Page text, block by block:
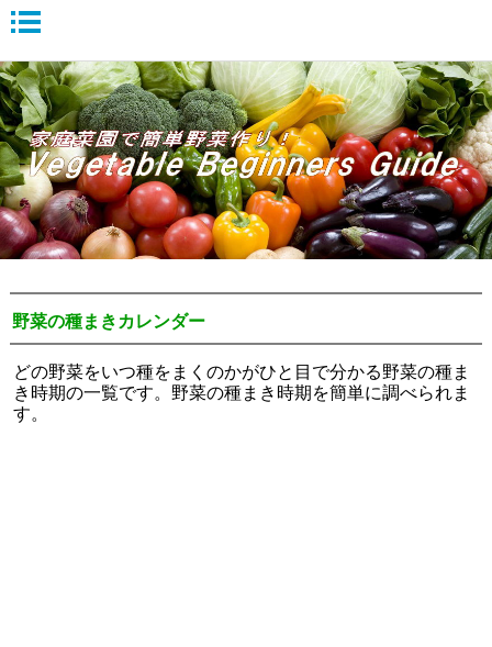
野菜の種まきカレンダー
どの野菜をいつ種をまくのかがひと目で分かる野菜の種ま
き時期の一覧です。野菜の種まき時期を簡単に調べられま
す。